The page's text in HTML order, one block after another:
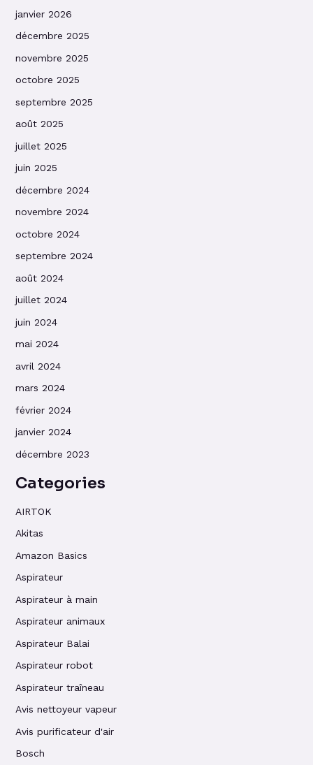
janvier 2026
décembre 2025
novembre 2025
octobre 2025
septembre 2025
août 2025
juillet 2025
juin 2025
décembre 2024
novembre 2024
octobre 2024
septembre 2024
août 2024
juillet 2024
juin 2024
mai 2024
avril 2024
mars 2024
février 2024
janvier 2024
décembre 2023
Categories
AIRTOK
Akitas
Amazon Basics
Aspirateur
Aspirateur à main
Aspirateur animaux
Aspirateur Balai
Aspirateur robot
Aspirateur traîneau
Avis nettoyeur vapeur
Avis purificateur d'air
Bosch